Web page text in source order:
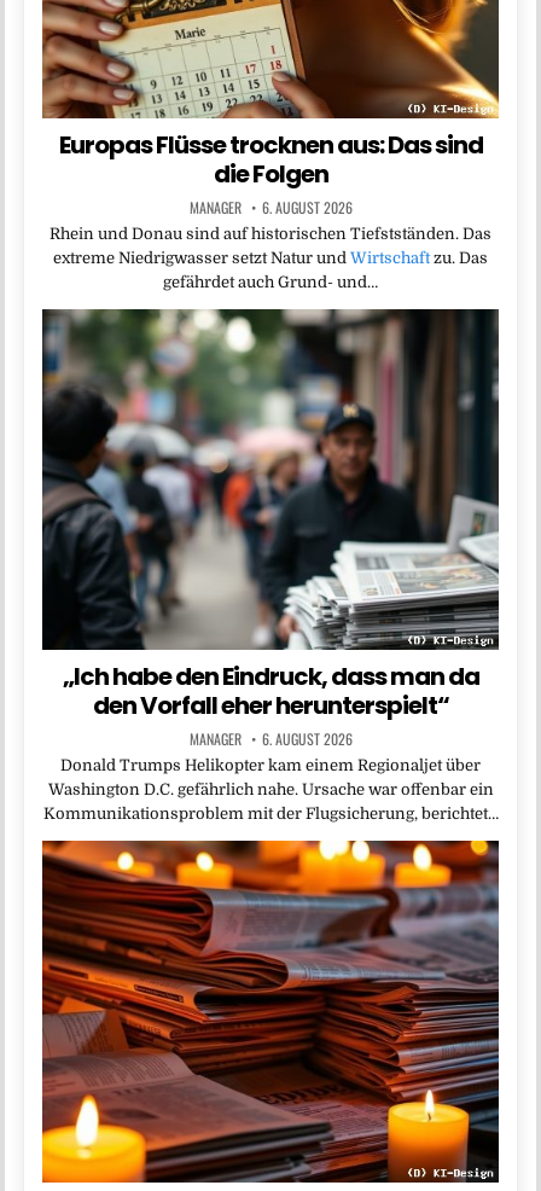
Europas Flüsse trocknen aus: Das sind
die Folgen
MANAGER 6. AUGUST 2026
Rhein und Donau sind auf historischen Tiefstständen. Das
extreme Niedrigwasser setzt Natur und Wirtschaftzu. Das
gefährdet auch Grund- und…
„Ich habe den Eindruck, dass man da
den Vorfall eher herunterspielt“
MANAGER 6. AUGUST 2026
Donald Trumps Helikopter kam einem Regionaljet über
Washington D.C. gefährlich nahe. Ursache war offenbar ein
Kommunikationsproblem mit der Flugsicherung, berichtet…